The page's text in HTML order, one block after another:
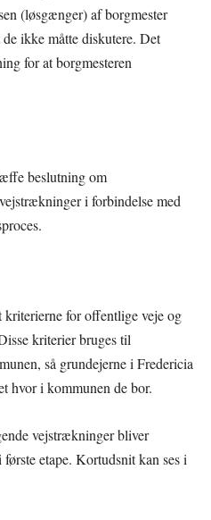
(løsgænger) af borgmester
ikke måtte diskutere. Det
for at borgmesteren
beslutning om
i forbindelse med
for offentlige veje og
kriterier bruges til
så grundejerne i Fredericia
hvor i kommunen de bor.
vejstrækninger bliver
etape. Kortudsnit kan ses i